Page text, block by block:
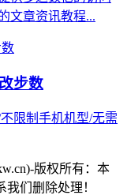
文章资讯教程...
步数
限制手机机型/无需
版权所有：本
们删除处理！